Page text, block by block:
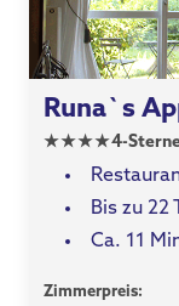
Runa`s
★★★★4-
Bis zu 22
Ca. 11
Zimmerpreis: